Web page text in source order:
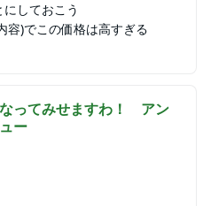
しておこう
容)でこの価格は高すぎる
ってみせますわ！ アン
ー